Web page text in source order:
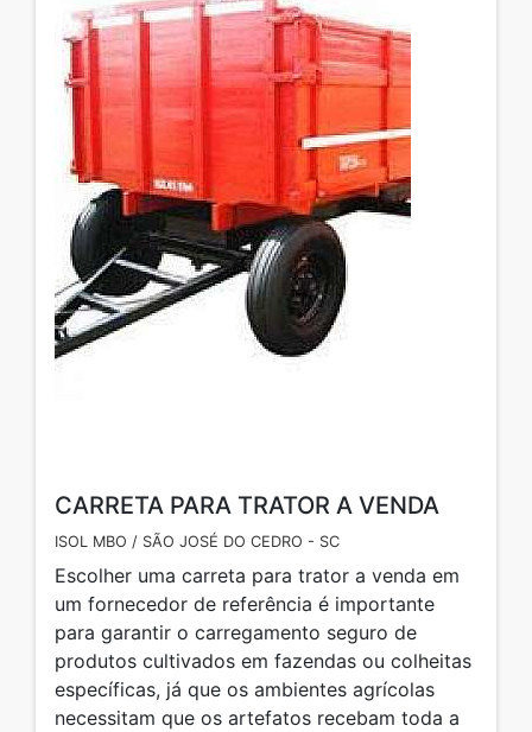
CARRETA PARA TRATOR A VENDA
ISOL MBO / SÃO JOSÉ DO CEDRO - SC
Escolher uma carreta para trator a venda em
um fornecedor de referência é importante
para garantir o carregamento seguro de
produtos cultivados em fazendas ou colheitas
específicas, já que os ambientes agrícolas
necessitam que os artefatos recebam toda a